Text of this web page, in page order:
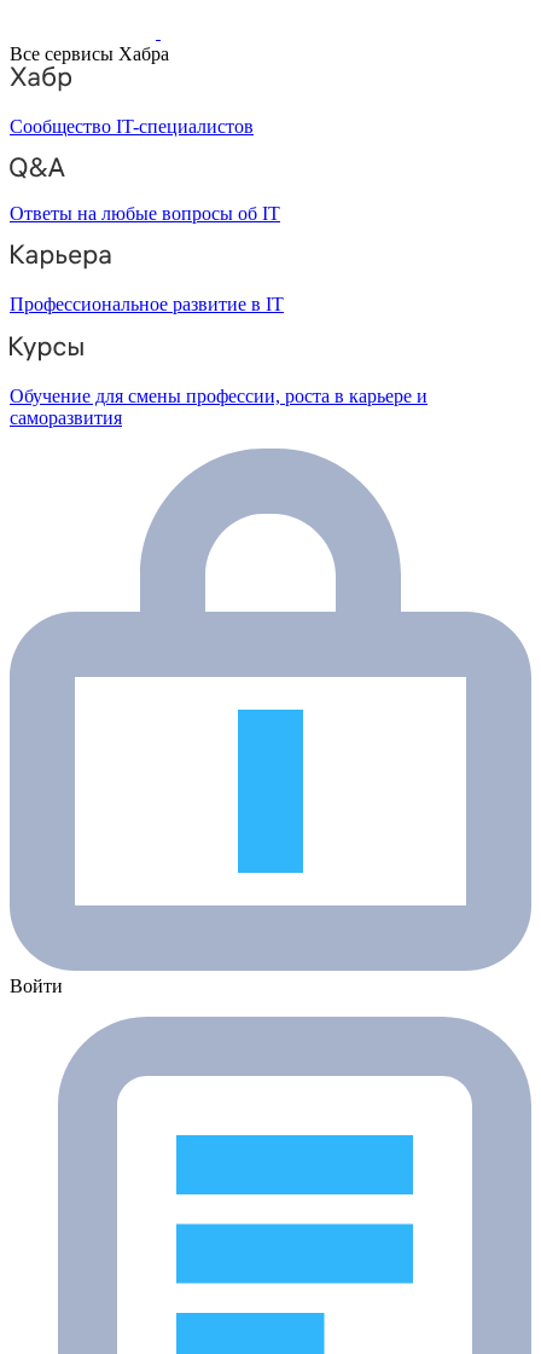
Все сервисы Хабра
Сообщество IT-специалистов
Ответы на любые вопросы об IT
Профессиональное развитие в IT
Обучение для смены профессии, роста в карьере и
саморазвития
Войти